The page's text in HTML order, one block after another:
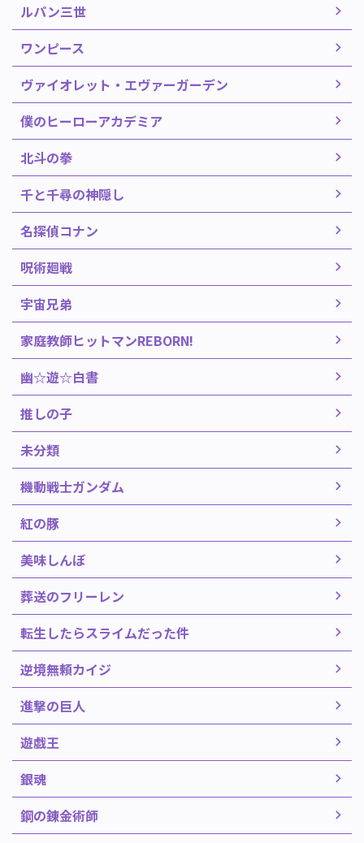
ルパン三世
ワンピース
ヴァイオレット・エヴァーガーデン
僕のヒーローアカデミア
北斗の拳
千と千尋の神隠し
名探偵コナン
呪術廻戦
宇宙兄弟
家庭教師ヒットマンREBORN!
幽☆遊☆白書
推しの子
未分類
機動戦士ガンダム
紅の豚
美味しんぼ
葬送のフリーレン
転生したらスライムだった件
逆境無頼カイジ
進撃の巨人
遊戯王
銀魂
鋼の錬金術師